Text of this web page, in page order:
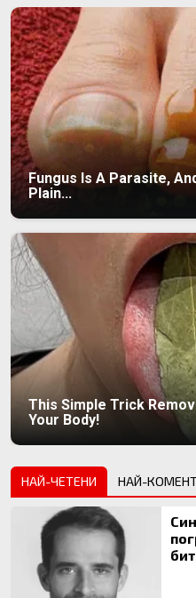
Fungus Is A Parasite,
Plain...
This Simple Trick
Your Body!
НАЙ-ЧЕТЕНИ НАЙ-